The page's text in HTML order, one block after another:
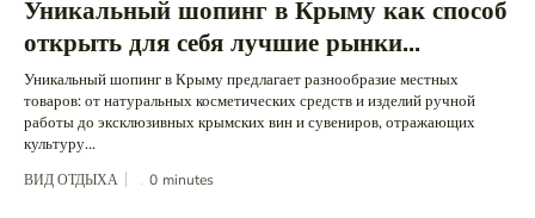
Уникальный шопинг в Крыму как способ
открыть для себя лучшие рынки...
Уникальный шопинг в Крыму предлагает разнообразие местных
товаров: от натуральных косметических средств и изделий ручной
работы до эксклюзивных крымских вин и сувениров, отражающих
культуру...
ВИД ОТДЫХА 0 minutes